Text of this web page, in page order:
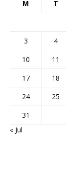
M T
3
4
10
11
17
18
24
25
31
« Jul